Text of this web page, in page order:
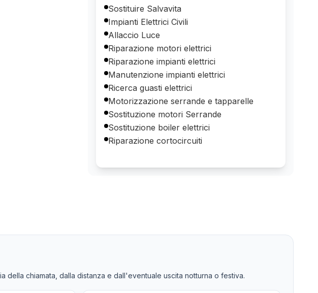
Sostituire Salvavita
Impianti Elettrici Civili
Allaccio Luce
Riparazione motori elettrici
Riparazione impianti elettrici
Manutenzione impianti elettrici
Ricerca guasti elettrici
Motorizzazione serrande e tapparelle
Sostituzione motori Serrande
Sostituzione boiler elettrici
Riparazione cortocircuiti
chiamata, dalla distanza e dall'eventuale uscita notturna o festiva.